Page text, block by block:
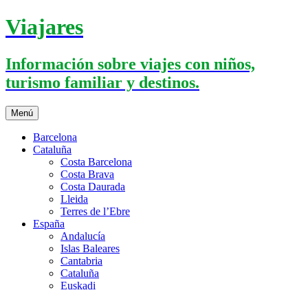
Saltar
al
Viajares
Información sobre viajes con niños,
turismo familiar y destinos.
Menú
Barcelona
Cataluña
Costa Barcelona
Costa Brava
Costa Daurada
Lleida
Terres de l’Ebre
España
Andalucía
Islas Baleares
Cantabria
Cataluña
Euskadi